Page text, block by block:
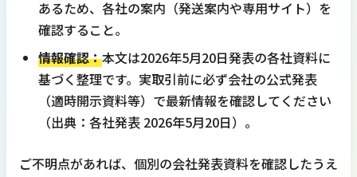
あるため、各社の案内（発送案内や専用サイト）を
確認すること。
情報確認：本文は2026年5月20日発表の各社資料に
基づく整理です。実取引前に必ず会社の公式発表
（適時開示資料等）で最新情報を確認してください
（出典：各社発表 2026年5月20日）。
ご不明点があれば、個別の会社発表資料を確認したうえ